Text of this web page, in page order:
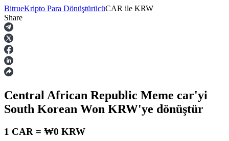
Vadeli İşlemler
BitrueKripto Para DönüştürücüCAR ile KRW
Share
Central African Republic Meme car'yi
South Korean Won KRW'ye dönüştür
1 CAR = ₩0 KRW